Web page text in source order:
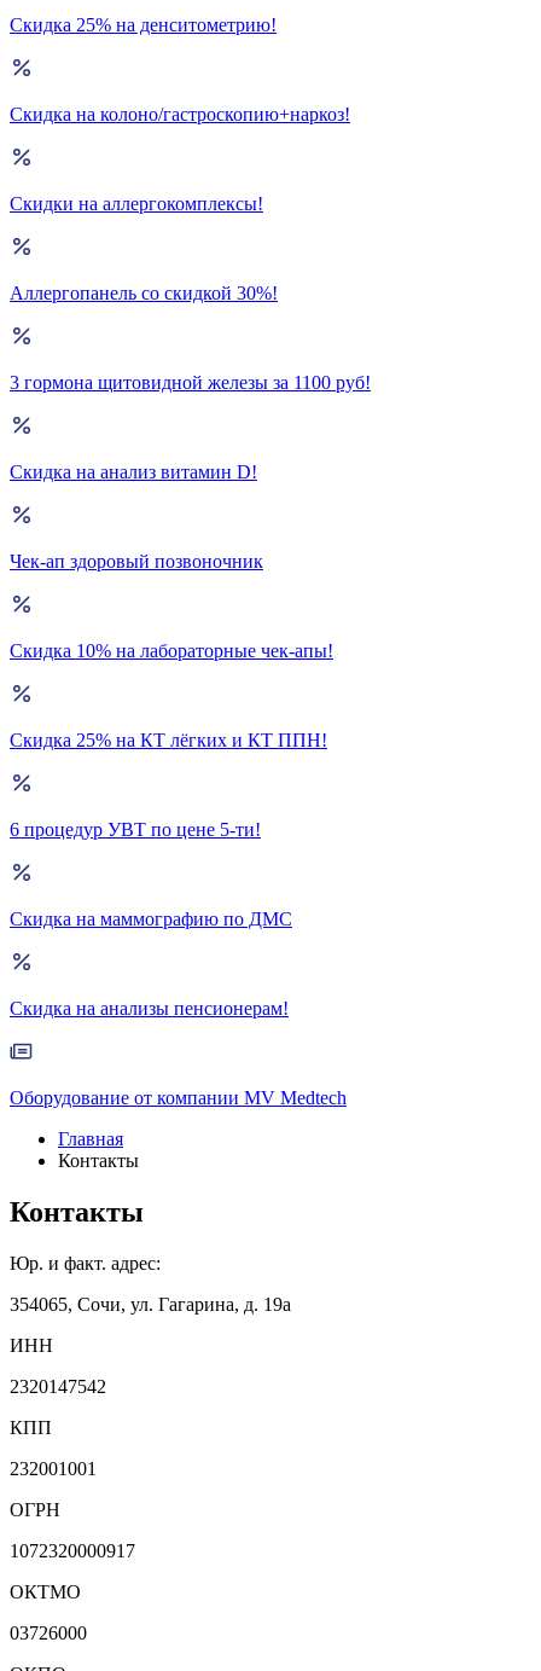
Скидка 25% на денситометрию!
Скидка на колоно/гастроскопию+наркоз!
Скидки на аллергокомплексы!
Аллергопанель со скидкой 30%!
3 гормона щитовидной железы за 1100 руб!
Скидка на анализ витамин D!
Чек-ап здоровый позвоночник
Скидка 10% на лабораторные чек-апы!
Скидка 25% на КТ лёгких и КТ ППН!
6 процедур УВТ по цене 5-ти!
Скидка на маммографию по ДМС
Скидка на анализы пенсионерам!
Оборудование от компании MV Medtech
Главная
Контакты
Контакты
Юр. и факт. адрес:
354065, Сочи, ул. Гагарина, д. 19а
ИНН
2320147542
КПП
232001001
ОГРН
1072320000917
ОКТМО
03726000